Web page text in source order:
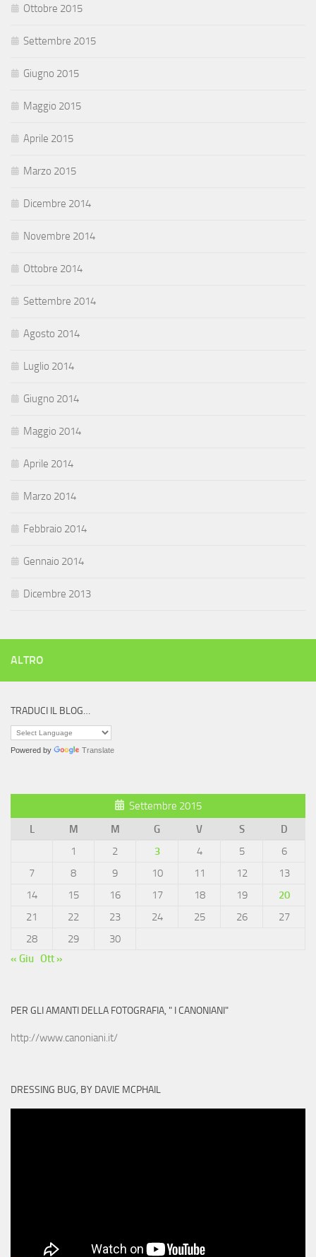
Ottobre 2015
Settembre 2015
Giugno 2015
Maggio 2015
Aprile 2015
Marzo 2015
Dicembre 2014
Novembre 2014
Ottobre 2014
Settembre 2014
Agosto 2014
Luglio 2014
Giugno 2014
Maggio 2014
Aprile 2014
Marzo 2014
Febbraio 2014
Gennaio 2014
Dicembre 2013
ALTRO
TRADUCI IL BLOG…
Powered by Translate
Settembre 2015
L
M M G V S
D
1
2 3 4 5
6
7
8 9 10 11 12
13
14
15 16 17 18 19
20
21
22 23 24 25 26
27
28
29
30
« Giu Ott »
PER GLI AMANTI DELLA FOTOGRAFIA, " I CANONIANI"
http://www.canoniani.it/
DRESSING BUG, BY DAVIE MCPHAIL